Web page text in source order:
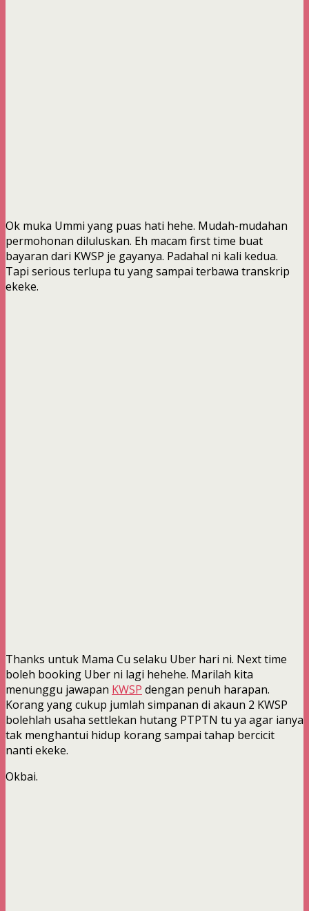
Ok muka Ummi yang puas hati hehe. Mudah-mudahan
permohonan diluluskan. Eh macam first time buat
bayaran dari KWSP je gayanya. Padahal ni kali kedua.
Tapi serious terlupa tu yang sampai terbawa transkrip
ekeke.
Thanks untuk Mama Cu selaku Uber hari ni. Next time
boleh booking Uber ni lagi hehehe. Marilah kita
menunggu jawapan KWSP dengan penuh harapan.
Korang yang cukup jumlah simpanan di akaun 2 KWSP
bolehlah usaha settlekan hutang PTPTN tu ya agar ianya
tak menghantui hidup korang sampai tahap bercicit
nanti ekeke.
Okbai.